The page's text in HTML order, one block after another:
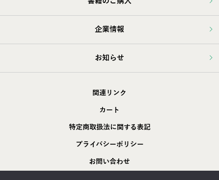
企業情報
お知らせ
関連リンク
カート
特定商取扱法に関する表記
プライバシーポリシー
お問い合わせ